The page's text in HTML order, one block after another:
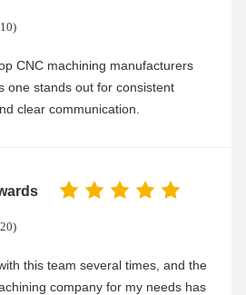
CNC machining manufacturers
one stands out for consistent
clear communication.
this team several times, and the
company for my needs has